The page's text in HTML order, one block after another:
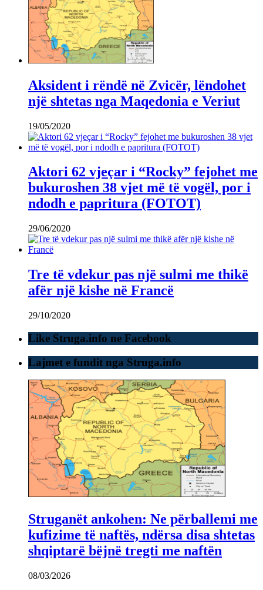
Aksident i rëndë në Zvicër, lëndohet
një shtetas nga Maqedonia e Veriut
19/05/2020
Aktori 62 vjeçar i “Rocky” fejohet me
bukuroshen 38 vjet më të vogël, por i
ndodh e papritura (FOTOT)
29/06/2020
Tre të vdekur pas një sulmi me thikë
afër një kishe në Francë
29/10/2020
Like Struga.info ne Facebook
Lajmet e fundit nga Struga.info
Struganët ankohen: Ne përballemi me
kufizime të naftës, ndërsa disa shtetas
shqiptarë bëjnë tregti me naftën
08/03/2026